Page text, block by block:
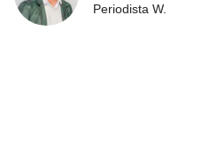
Periodista W.